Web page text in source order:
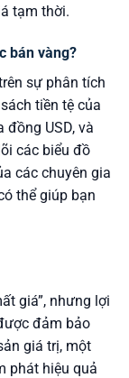
tạm thời.
bán vàng?
sự phân tích
tiền tệ của
USD, và
các biểu đồ
các chuyên gia
thể giúp bạn
giá”, nhưng lợi
đảm bảo
giá trị, một
phát hiệu quả